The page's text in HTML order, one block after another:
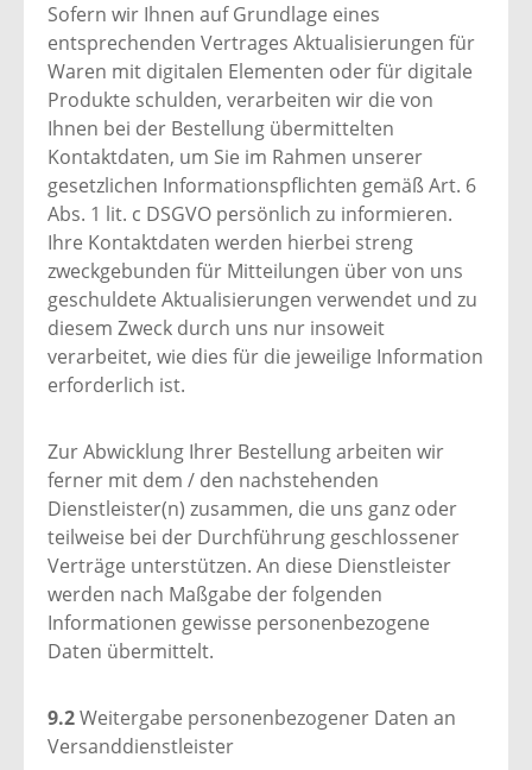
Sofern wir Ihnen auf Grundlage eines
entsprechenden Vertrages Aktualisierungen für
Waren mit digitalen Elementen oder für digitale
Produkte schulden, verarbeiten wir die von
Ihnen bei der Bestellung übermittelten
Kontaktdaten, um Sie im Rahmen unserer
gesetzlichen Informationspflichten gemäß Art. 6
Abs. 1 lit. c DSGVO persönlich zu informieren.
Ihre Kontaktdaten werden hierbei streng
zweckgebunden für Mitteilungen über von uns
geschuldete Aktualisierungen verwendet und zu
diesem Zweck durch uns nur insoweit
verarbeitet, wie dies für die jeweilige Information
erforderlich ist.
Zur Abwicklung Ihrer Bestellung arbeiten wir
ferner mit dem / den nachstehenden
Dienstleister(n) zusammen, die uns ganz oder
teilweise bei der Durchführung geschlossener
Verträge unterstützen. An diese Dienstleister
werden nach Maßgabe der folgenden
Informationen gewisse personenbezogene
Daten übermittelt.
9.2Weitergabe personenbezogener Daten an
Versanddienstleister